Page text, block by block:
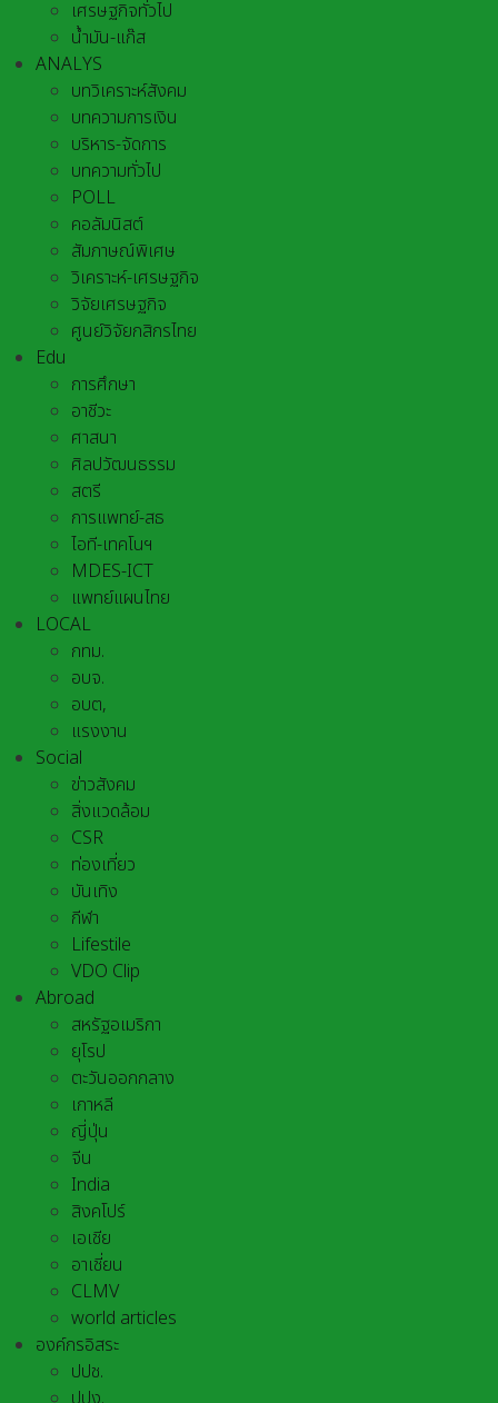
เศรษฐกิจทั่วไป
น้ำมัน-แก๊ส
ANALYS
บทวิเคราะห์สังคม
บทความการเงิน
บริหาร-จัดการ
บทความทั่วไป
POLL
คอลัมนิสต์
สัมภาษณ์พิเศษ
วิเคราะห์-เศรษฐกิจ
วิจัยเศรษฐกิจ
ศูนย์วิจัยกสิกรไทย
Edu
การศึกษา
อาชีวะ
ศาสนา
ศิลปวัฒนธรรม
สตรี
การแพทย์-สธ
ไอที-เทคโนฯ
MDES-ICT
แพทย์แผนไทย
LOCAL
กทม.
อบจ.
อบต,
แรงงาน
Social
ข่าวสังคม
สิ่งแวดล้อม
CSR
ท่องเที่ยว
บันเทิง
กีฬา
Lifestile
VDO Clip
Abroad
สหรัฐอเมริกา
ยุโรป
ตะวันออกกลาง
เกาหลี
ญี่ปุ่น
จีน
India
สิงคโปร์
เอเชีย
อาเชี่ยน
CLMV
world articles
องค์กรอิสระ
ปปช.